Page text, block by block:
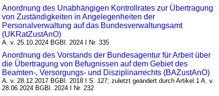
Anordnung des Unabhängigen Kontrollrates zur Übertragung
von Zuständigkeiten in Angelegenheiten der
Personalverwaltung auf das Bundesverwaltungsamt
(UKRatZustAnO)
A. v. 25.10.2024 BGBl. 2024 I Nr. 335
Anordnung des Vorstands der Bundesagentur für Arbeit über
die Übertragung von Befugnissen auf dem Gebiet des
Beamten-, Versorgungs- und Disziplinarrechts (BAZustAnO)
A. v. 28.12.2017 BGBl. 2018 I S. 127; zuletzt geändert durch Artikel 1 A. v.
28.06.2024 BGBl. 2024 I Nr. 232